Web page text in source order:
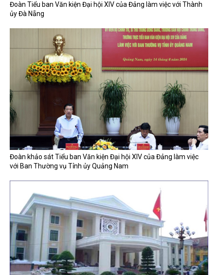
Đoàn Tiểu ban Văn kiện Đại hội XIV của Đảng làm việc với Thành
ủy Đà Nẵng
Đoàn khảo sát Tiểu ban Văn kiện Đại hội XIV của Đảng làm việc
với Ban Thường vụ Tỉnh ủy Quảng Nam